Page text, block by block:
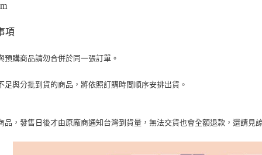
項
預購商品請勿合併於同一張訂單。
足與分批到貨的商品，將依照訂購時間順序安排出貨。
品，發售日後才由原廠商通知台灣到貨量，無法交貨也會全額退款，還請見